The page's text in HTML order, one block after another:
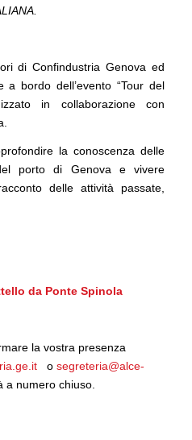
di Confindustria Genova ed
bordo dell’evento “Tour del
in collaborazione con
la conoscenza delle
porto di Genova e vivere
delle attività passate,
da Ponte Spinola
la vostra presenza
o segreteria@alce-
a numero chiuso.